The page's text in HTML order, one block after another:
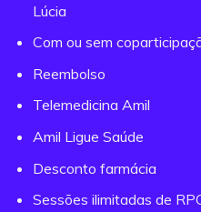
Lúcia
Com ou sem
Reembolso
Telemedicina Amil
Amil Ligue Saúde
Desconto farmácia
Sessões ilimitadas de